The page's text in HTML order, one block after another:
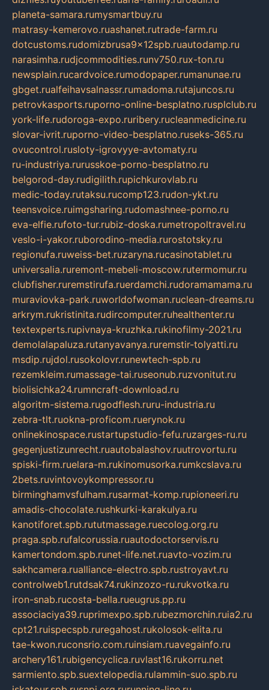
planeta-samara.rumysmartbuy.ru
matrasy-kemerovo.ruashanet.rutrade-farm.ru
dotcustoms.rudomizbrusa9x12spb.ruautodamp.ru
narasimha.rudjcommodities.runv750.rux-ton.ru
newsplain.rucardvoice.rumodopaper.rumanunae.ru
gbget.rualfeihavsalnassr.rumadoma.rutajuncos.ru
petrovkasports.ruporno-online-besplatno.rusplclub.ru
york-life.rudoroga-expo.ruribery.rucleanmedicine.ru
slovar-ivrit.ruporno-video-besplatno.ruseks-365.ru
ovucontrol.rusloty-igrovyye-avtomaty.ru
ru-industriya.rurusskoe-porno-besplatno.ru
belgorod-day.rudigilith.rupichkurovlab.ru
medic-today.rutaksu.rucomp123.rudon-ykt.ru
teensvoice.ruimgsharing.rudomashnee-porno.ru
eva-elfie.rufoto-tur.rubiz-doska.rumetropoltravel.ru
veslo-i-yakor.ruborodino-media.rurostotsky.ru
regionufa.ruweiss-bet.ruzaryna.rucasinotablet.ru
universalia.ruremont-mebeli-moscow.rutermomur.ru
clubfisher.ruremstirufa.ruerdamchi.rudoramamama.ru
muraviovka-park.ruworldofwoman.ruclean-dreams.ru
arkrym.rukristinita.rudircomputer.ruhealthenter.ru
textexperts.rupivnaya-kruzhka.rukinofilmy-2021.ru
demolalapaluza.rutanyavanya.ruremstir-tolyatti.ru
msdip.rujdol.rusokolovr.runewtech-spb.ru
rezemkleim.rumassage-tai.ruseonub.ruzvonitut.ru
biolisichka24.rumncraft-download.ru
algoritm-sistema.rugodflesh.ruru-industria.ru
zebra-tlt.ruokna-proficom.ruerynok.ru
onlinekinospace.rustartupstudio-fefu.ruzarges-ru.ru
gegenjustizunrecht.ruautobalashov.ruutrovortu.ru
spiski-firm.ruelara-m.rukinomusorka.rumkcslava.ru
2bets.ruvintovoykompressor.ru
birminghamvsfulham.rusarmat-komp.rupioneeri.ru
amadis-chocolate.rushkurki-karakulya.ru
kanotiforet.spb.rututmassage.ruecolog.org.ru
praga.spb.rufalcorussia.ruautodoctorservis.ru
kamertondom.spb.runet-life.net.ruavto-vozim.ru
sakhcamera.rualliance-electro.spb.rustroyavt.ru
controlweb1.rutdsak74.rukinzozo-ru.rukvotka.ru
iron-snab.rucosta-bella.rueugrus.pp.ru
associaciya39.ruprimexpo.spb.rubezmorchin.ruia2.ru
cpt21.ruispecspb.ruregahost.rukolosok-elita.ru
tae-kwon.ruconsrio.com.ruinsiam.ruavegainfo.ru
archery161.rubigencyclica.ruvlast16.rukorru.net
sarmiento.spb.suextelopedia.rulammin-suo.spb.ru